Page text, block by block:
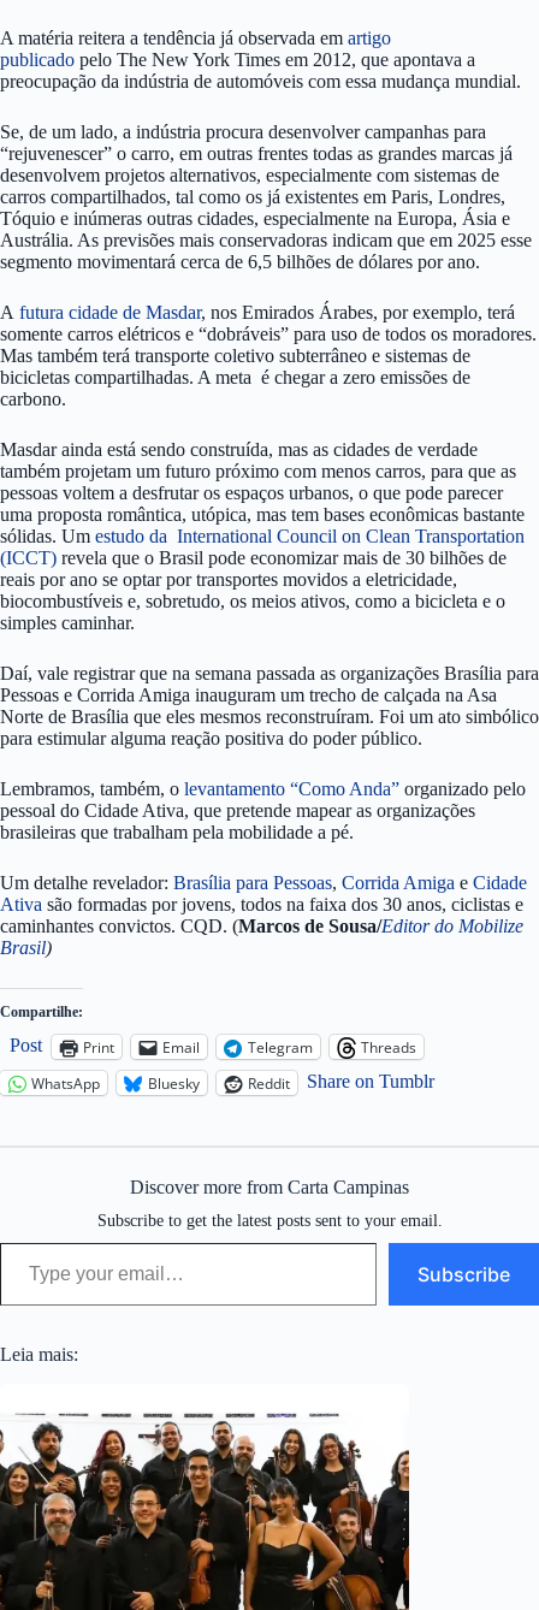
A matéria reitera a tendência já observada em artigo
publicado pelo The New York Times em 2012, que apontava a
preocupação da indústria de automóveis com essa mudança mundial.
Se, de um lado, a indústria procura desenvolver campanhas para
“rejuvenescer” o carro, em outras frentes todas as grandes marcas já
desenvolvem projetos alternativos, especialmente com sistemas de
carros compartilhados, tal como os já existentes em Paris, Londres,
Tóquio e inúmeras outras cidades, especialmente na Europa, Ásia e
Austrália. As previsões mais conservadoras indicam que em 2025 esse
segmento movimentará cerca de 6,5 bilhões de dólares por ano.
A futura cidade de Masdar, nos Emirados Árabes, por exemplo, terá
somente carros elétricos e “dobráveis” para uso de todos os moradores.
Mas também terá transporte coletivo subterrâneo e sistemas de
bicicletas compartilhadas. A meta é chegar a zero emissões de
carbono.
Masdar ainda está sendo construída, mas as cidades de verdade
também projetam um futuro próximo com menos carros, para que as
pessoas voltem a desfrutar os espaços urbanos, o que pode parecer
uma proposta romântica, utópica, mas tem bases econômicas bastante
sólidas. Um estudo da International Council on Clean Transportation
(ICCT) revela que o Brasil pode economizar mais de 30 bilhões de
reais por ano se optar por transportes movidos a eletricidade,
biocombustíveis e, sobretudo, os meios ativos, como a bicicleta e o
simples caminhar.
Daí, vale registrar que na semana passada as organizações Brasília para
Pessoas e Corrida Amiga inauguram um trecho de calçada na Asa
Norte de Brasília que eles mesmos reconstruíram. Foi um ato simbólico
para estimular alguma reação positiva do poder público.
Lembramos, também, o levantamento “Como Anda” organizado pelo
pessoal do Cidade Ativa, que pretende mapear as organizações
brasileiras que trabalham pela mobilidade a pé.
Um detalhe revelador: Brasília para Pessoas, Corrida Amiga e Cidade
Ativa são formadas por jovens, todos na faixa dos 30 anos, ciclistas e
caminhantes convictos. CQD. (Marcos de Sousa/Editor do Mobilize
Brasil)
Compartilhe:
Post Print Email Telegram
Threads
WhatsApp
Bluesky Reddit Share on Tumblr
Discover more from Carta Campinas
Subscribe to get the latest posts sent to your email.
Type your email…
Subscribe
Leia mais: